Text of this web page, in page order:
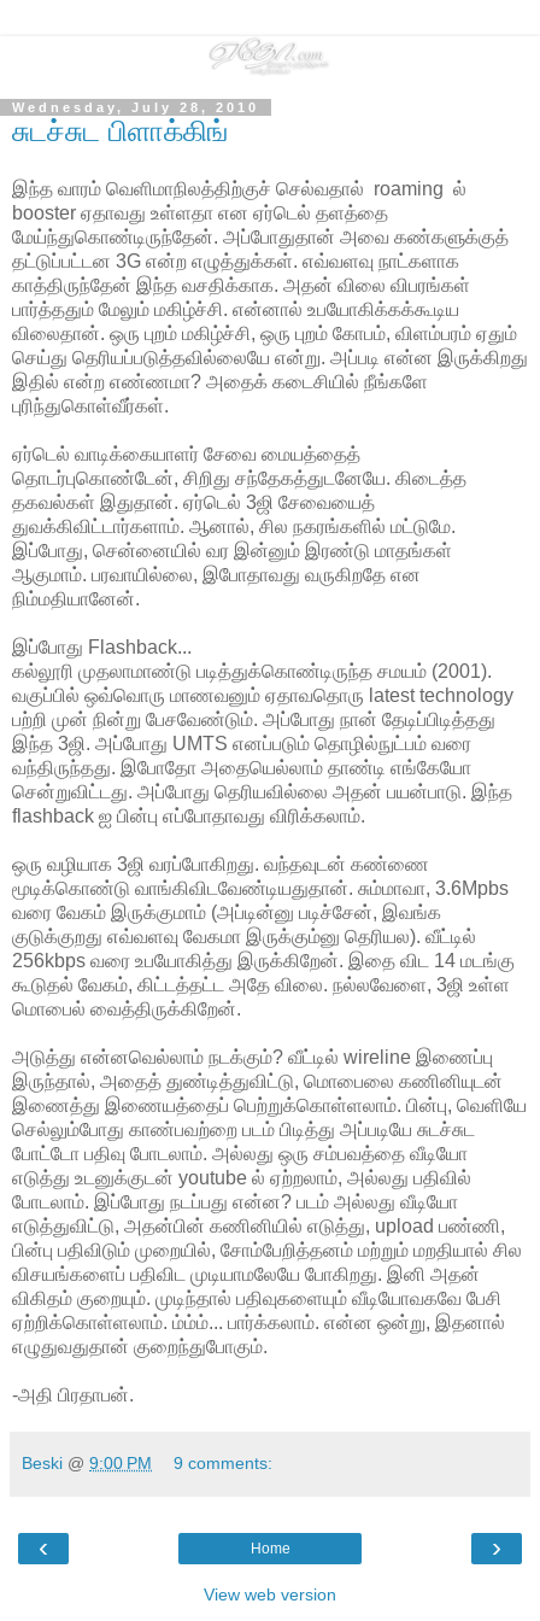
Wednesday, July 28, 2010
சுடச்சுட பிளாக்கிங்
இந்த வாரம் வெளிமாநிலத்திற்குச் செல்வதால் roaming ல்
booster ஏதாவது உள்ளதா என ஏர்டெல் தளத்தை
மேய்ந்துகொண்டிருந்தேன். அப்போதுதான் அவை கண்களுக்குத்
தட்டுப்பட்டன 3G என்ற எழுத்துக்கள். எவ்வளவு நாட்களாக
காத்திருந்தேன் இந்த வசதிக்காக. அதன் விலை விபரங்கள்
பார்த்ததும் மேலும் மகிழ்ச்சி. என்னால் உபயோகிக்கக்கூடிய
விலைதான். ஒரு புறம் மகிழ்ச்சி, ஒரு புறம் கோபம், விளம்பரம் ஏதும்
செய்து தெரியப்படுத்தவில்லையே என்று. அப்படி என்ன இருக்கிறது
இதில் என்ற எண்ணமா? அதைக் கடைசியில் நீங்களே
புரிந்துகொள்வீர்கள்.
ஏர்டெல் வாடிக்கையாளர் சேவை மையத்தைத்
தொடர்புகொண்டேன், சிறிது சந்தேகத்துடனேயே. கிடைத்த
தகவல்கள் இதுதான். ஏர்டெல் 3ஜி சேவையைத்
துவக்கிவிட்டார்களாம். ஆனால், சில நகரங்களில் மட்டுமே.
இப்போது, சென்னையில் வர இன்னும் இரண்டு மாதங்கள்
ஆகுமாம். பரவாயில்லை, இபோதாவது வருகிறதே என
நிம்மதியானேன்.
இப்போது Flashback...
கல்லூரி முதலாமாண்டு படித்துக்கொண்டிருந்த சமயம் (2001).
வகுப்பில் ஒவ்வொரு மாணவனும் ஏதாவதொரு latest technology
பற்றி முன் நின்று பேசவேண்டும். அப்போது நான் தேடிப்பிடித்தது
இந்த 3ஜி. அப்போது UMTS எனப்படும் தொழில்நுட்பம் வரை
வந்திருந்தது. இபோதோ அதையெல்லாம் தாண்டி எங்கேயோ
சென்றுவிட்டது. அப்போது தெரியவில்லை அதன் பயன்பாடு. இந்த
flashback ஐ பின்பு எப்போதாவது விரிக்கலாம்.
ஒரு வழியாக 3ஜி வரப்போகிறது. வந்தவுடன் கண்ணை
மூடிக்கொண்டு வாங்கிவிடவேண்டியதுதான். சும்மாவா, 3.6Mpbs
வரை வேகம் இருக்குமாம் (அப்டின்னு படிச்சேன், இவங்க
குடுக்குறது எவ்வளவு வேகமா இருக்கும்னு தெரியல). வீட்டில்
256kbps வரை உபயோகித்து இருக்கிறேன். இதை விட 14 மடங்கு
கூடுதல் வேகம், கிட்டத்தட்ட அதே விலை. நல்லவேளை, 3ஜி உள்ள
மொபைல் வைத்திருக்கிறேன்.
அடுத்து என்னவெல்லாம் நடக்கும்? வீட்டில் wireline இணைப்பு
இருந்தால், அதைத் துண்டித்துவிட்டு, மொபைலை கணினியுடன்
இணைத்து இணையத்தைப் பெற்றுக்கொள்ளலாம். பின்பு, வெளியே
செல்லும்போது காண்பவற்றை படம் பிடித்து அப்படியே சுடச்சுட
போட்டோ பதிவு போடலாம். அல்லது ஒரு சம்பவத்தை வீடியோ
எடுத்து உடனுக்குடன் youtube ல் ஏற்றலாம், அல்லது பதிவில்
போடலாம். இப்போது நடப்பது என்ன? படம் அல்லது வீடியோ
எடுத்துவிட்டு, அதன்பின் கணினியில் எடுத்து, upload பண்ணி,
பின்பு பதிவிடும் முறையில், சோம்பேறித்தனம் மற்றும் மறதியால் சில
விசயங்களைப் பதிவிட முடியாமலேயே போகிறது. இனி அதன்
விகிதம் குறையும். முடிந்தால் பதிவுகளையும் வீடியோவகவே பேசி
ஏற்றிக்கொள்ளலாம். ம்ம்ம்... பார்க்கலாம். என்ன ஒன்று, இதனால்
எழுதுவதுதான் குறைந்துபோகும்.
-அதி பிரதாபன்.
Beski @ 9:00 PM 9 comments:
‹ ›
Home
View web version